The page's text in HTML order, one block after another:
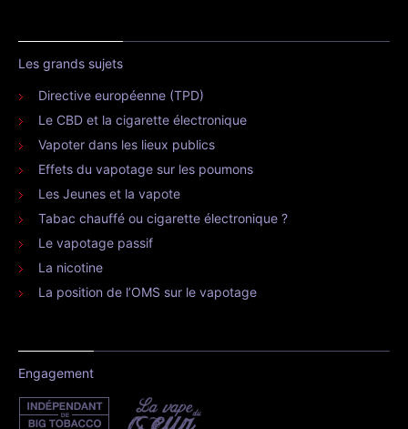
Les grands sujets
Directive européenne (TPD)
Le CBD et la cigarette électronique
Vapoter dans les lieux publics
Effets du vapotage sur les poumons
Les Jeunes et la vapote
Tabac chauffé ou cigarette électronique ?
Le vapotage passif
La nicotine
La position de l’OMS sur le vapotage
Engagement